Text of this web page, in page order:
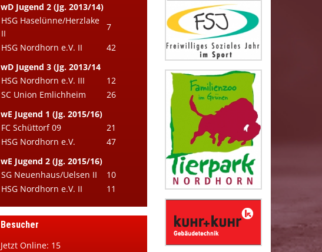
wD Jugend 2 (Jg. 2013/14)
HSG Haselünne/Herzlake
II
7
HSG Nordhorn e.V. II
42
wD Jugend 3 (Jg. 2013/14
HSG Nordhorn e.V. III
12
SC Union Emlichheim
26
wE Jugend 1 (Jg. 2015/16)
FC Schüttorf 09
21
HSG Nordhorn e.V.
47
wE Jugend 2 (Jg. 2015/16)
SG Neuenhaus/Uelsen II
10
HSG Nordhorn e.V. II
11
Besucher
Jetzt Online: 15